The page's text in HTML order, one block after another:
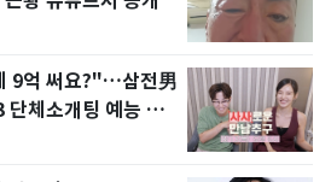
9억 써요?"…삼전男
체소개팅 예능 화